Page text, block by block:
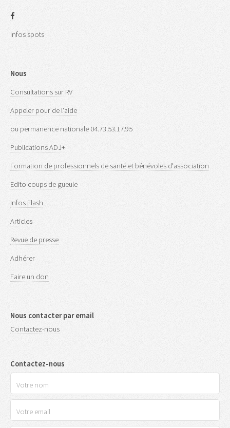
Infos spots
Nous
Consultations sur RV
Appeler pour de l'aide
ou permanence nationale 04.73.53.17.95
Publications ADJ+
Formation de professionnels de santé et bénévoles d'association
Edito coups de gueule
Infos Flash
Articles
Revue de presse
Adhérer
Faire un don
Nous contacter par email
Contactez-nous
Contactez-nous